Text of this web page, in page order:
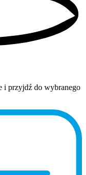
i przyjdź do wybranego